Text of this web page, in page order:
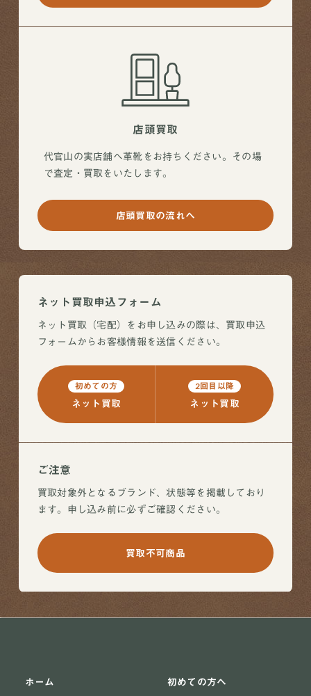
店頭買取
代官山の実店舗へ革靴をお持ちください。その場
で査定・買取をいたします。
店頭買取の流れへ
ネット買取申込フォーム
ネット買取（宅配）をお申し込みの際は、買取申込
フォームからお客様情報を送信ください。
初めての方
ネット買取
2回目以降
ネット買取
ご注意
買取対象外となるブランド、状態等を掲載しており
ます。申し込み前に必ずご確認ください。
買取不可商品
ホーム
初めての方へ